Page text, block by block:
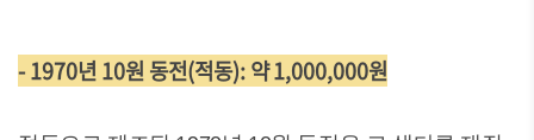
- 1970년 10원 동전(적동): 약 1,000,000원